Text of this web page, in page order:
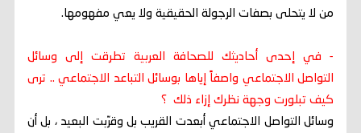
من لا يتحلى بصفات الرجولة الحقيقية ولا يعي مفهومها.
- في إحدى أحاديثك للصحافة العربية تطرقت إلى وسائل
التواصل الاجتماعي واصفاً إياها بوسائل التباعد الاجتماعي .. ترى
كيف تبلورت وجهة نظرك إزاء ذلك ؟
وسائل التواصل الاجتماعي أبعدت القريب بل وقرّبت البعيد ، بل أن